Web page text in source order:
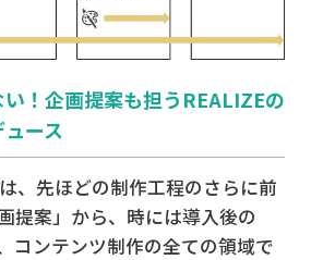
！企画提案も担うREALIZEの
ース
、先ほどの制作工程のさらに前
提案」から、時には導入後の
コンテンツ制作の全ての領域で